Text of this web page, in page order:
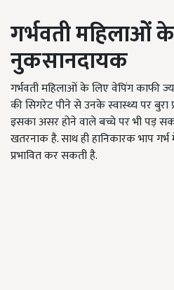
गर्भवती महिलाओं
नुकसानदायक
गर्भवती महिलाओं के लिए वेपिंग काफी
की सिगरेट पीने से उनके स्वास्थ्य पर बुरा
इसका असर होने वाले बच्चे पर भी पड़
खतरनाक है. साथ ही हानिकारक भाप
प्रभावित कर सकती है.